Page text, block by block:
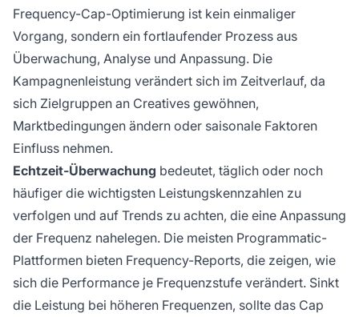
Frequency-Cap-Optimierung ist kein einmaliger
Vorgang, sondern ein fortlaufender Prozess aus
Überwachung, Analyse und Anpassung. Die
Kampagnenleistung verändert sich im Zeitverlauf, da
sich Zielgruppen an Creatives gewöhnen,
Marktbedingungen ändern oder saisonale Faktoren
Einfluss nehmen.
Echtzeit-Überwachung bedeutet, täglich oder noch
häufiger die wichtigsten Leistungskennzahlen zu
verfolgen und auf Trends zu achten, die eine Anpassung
der Frequenz nahelegen. Die meisten Programmatic-
Plattformen bieten Frequency-Reports, die zeigen, wie
sich die Performance je Frequenzstufe verändert. Sinkt
die Leistung bei höheren Frequenzen, sollte das Cap